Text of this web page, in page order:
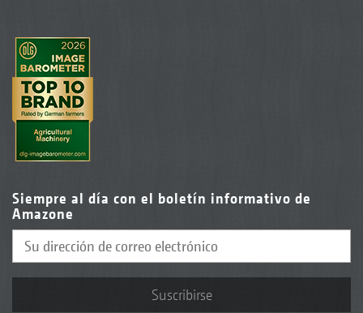
Siempre al día con el boletín informativo de
Amazone
Suscribirse